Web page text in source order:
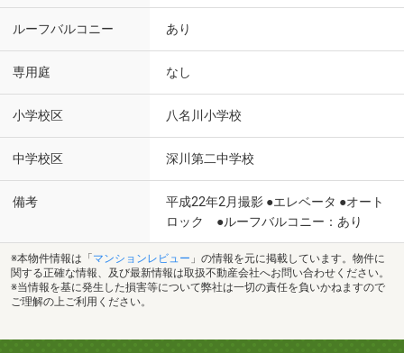
ルーフバルコニー あり
専用庭 なし
小学校区 八名川小学校
中学校区 深川第二中学校
備考
平成22年2月撮影 ●エレベータ ●オート
ロック ●ルーフバルコニー：あり
※本物件情報は「 マンションレビュー 」の情報を元に掲載しています。物件に
関する正確な情報、及び最新情報は取扱不動産会社へお問い合わせください。
※当情報を基に発生した損害等について弊社は一切の責任を負いかねますので
ご理解の上ご利用ください。